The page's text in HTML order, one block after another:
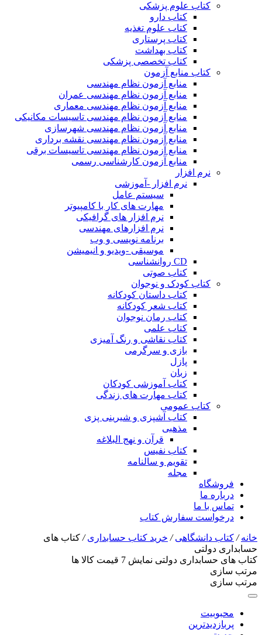
کتاب علوم پزشکی
کتاب دارو
کتاب علوم تغذیه
کتاب پرستاری
کتاب بهداشت
کتاب تخصصی پزشکی
کتاب منابع آزمون
منابع آزمون نظام مهندسی
منابع آزمون نظام مهندسی عمران
منابع آزمون نظام مهندسی معماری
منابع آزمون نظام مهندسی تاسیسات مکانیکی
منابع آزمون نظام مهندسی شهرسازی
منابع آزمون نظام مهندسی نقشه برداری
منابع آزمون نظام مهندسی تاسیسات برقی
منابع آزمون کارشناسی رسمی
نرم افزار
نرم افزار -آموزشی
سیستم عامل
مهارت های کار با کامپیوتر
نرم افزار های گرافیکی
نرم افزارهای مهندسی
برنامه نویسی و وب
موسیقی -ویدیو و انیمیشن
CD روانشناسی
کتاب صوتی
کتاب کودک و نوجوان
کتاب داستان کودکانه
کتاب شعر کودکانه
کتاب رمان نوجوان
کتاب علمی
کتاب نقاشی و رنگ آمیزی
بازی و سرگرمی
پازل
زبان
کتاب آموزشی کودکان
کتاب مهارت های زندگی
کتاب عمومی
کتاب آشپزی و شیرینی پزی
مذهبی
قرآن و نهج البلاغه
کتاب نفیس
تقویم و سالنامه
مجله
فروشگاه
درباره ما
تماس با ما
درخواست سفارش کتاب
خانه/ کتاب دانشگاهی/ خرید کتاب حسابداری/ کتاب های
حسابداری دولتی
کتاب های حسابداری دولتی نمایش 7 قیمت کالا ها
مرتب سازی
مرتب سازی
محبوبیت
پربازدیدترین